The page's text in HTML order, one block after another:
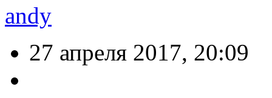
andy
27 апреля 2017, 20:09